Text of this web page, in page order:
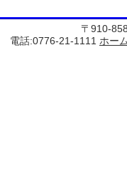
〒910-
電話:0776-21-1111 ホー